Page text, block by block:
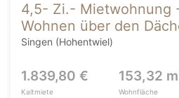
4,5- Zi.- Mietwohnung
Wohnen über den
Singen (Hohentwiel)
1.839,80 €
Kaltmiete
153,32
Wohnfläche